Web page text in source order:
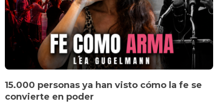
15.000 personas ya han visto cómo la fe se
convierte en poder